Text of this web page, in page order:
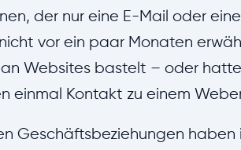
der nur eine E-Mail oder
vor ein paar Monaten
Websites bastelt – oder
einmal Kontakt zu einem
Geschäftsbeziehungen haben